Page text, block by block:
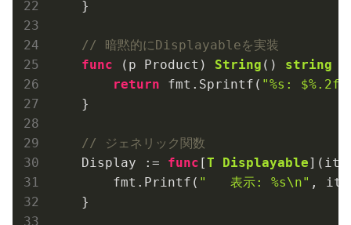
    }
// 暗黙的にDisplayableを実装
func
(p Product) String () string
return fmt.Sprintf( "%s: $%.2f"
    }
// ジェネリック関数
    Display :=
func [T Displayable]
        fmt.Printf(
"   表示: %s\n" ,
    }